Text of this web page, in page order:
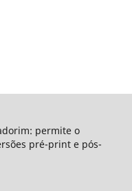
permite o
pré-print e pós-